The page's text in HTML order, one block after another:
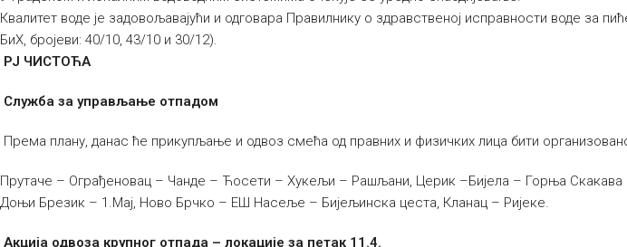
Квалитет воде је задовољавајући и одговара Правилнику о здравственој исправности воде за
БиХ, бројеви: 40/10, 43/10 и 30/12).
РЈ ЧИСТОЋА
Служба за управљање отпадом
Према плану, данас ће прикупљање и одвоз смећа од правних и физичких лица бити
Прутаче – Ограђеновац – Чанде – Ћосети – Хукељи – Рашљани, Церик –Бијела – Горња Скакава
Доњи Брезик – 1.Мај, Ново Брчко – ЕШ Насеље – Бијељинска цеста, Кланац – Ријеке.
Акција одвоза крупног отпада – локације за петак 11.4.